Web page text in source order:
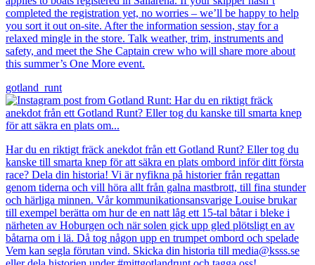
completed the registration yet, no worries – we’ll be happy to help
you sort it out on-site. After the information session, stay for a
relaxed mingle in the store. Talk weather, trim, instruments and
safety, and meet the She Captain crew who will share more about
this summer’s One More event.
gotland_runt
Har du en riktigt fräck anekdot från ett Gotland Runt? Eller tog du
kanske till smarta knep för att säkra en plats ombord inför ditt första
race? Dela din historia! Vi är nyfikna på historier från regattan
genom tiderna och vill höra allt från galna mastbrott, till fina stunder
och härliga minnen. Vår kommunikationsansvarige Louise brukar
till exempel berätta om hur de en natt låg ett 15-tal båtar i bleke i
närheten av Hoburgen och när solen gick upp gled plötsligt en av
båtarna om i lä. Då tog någon upp en trumpet ombord och spelade
Vem kan segla förutan vind. Skicka din historia till media@ksss.se